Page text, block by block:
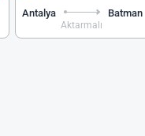
Antalya
Aktarmalı
Batman